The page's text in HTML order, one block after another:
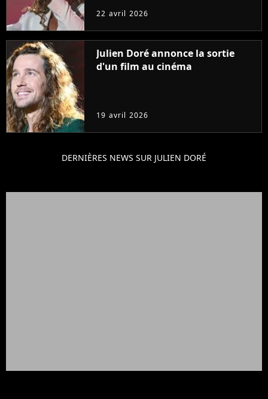
22 avril 2026
Julien Doré annonce la sortie
d'un film au cinéma
19 avril 2026
DERNIÈRES NEWS SUR JULIEN DORÉ